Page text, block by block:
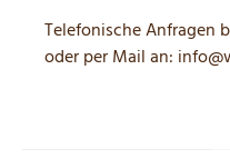
Telefonische Anfragen
oder per Mail an: